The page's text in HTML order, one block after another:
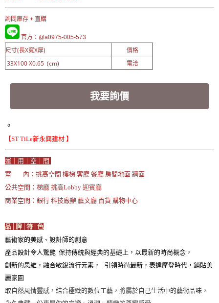
詢問庫存 + 直購
官方：@a0975-005-573
尺寸(長X寬X厚)
價格
33X100 X0.65 (cm)
電洽
我要詢價
。
【ST TiLe新永興建材 】
運｜用｜空｜間
室 內：挑高空間 樓梯 客廳 餐廳 房間地面 牆面
公共空間：梯廳 挑高Lobby 迎賓廳
商業空間：銀行 科技廠辦 藝文廳 百貨 購物中心
品│牌│特│色
藝術家的美感、設計師的創意
產品設計令人驚艷 保持傳統與經典的基礎上，以最新的時尚概念，
創新的思維，融合敏銳流行元素， 引領時尚最新，表達摩登時代，鋪貼美
麗家園
取自然風情靈感，結合極緻的數位工藝，將屬於自己生活中的藝術品味，